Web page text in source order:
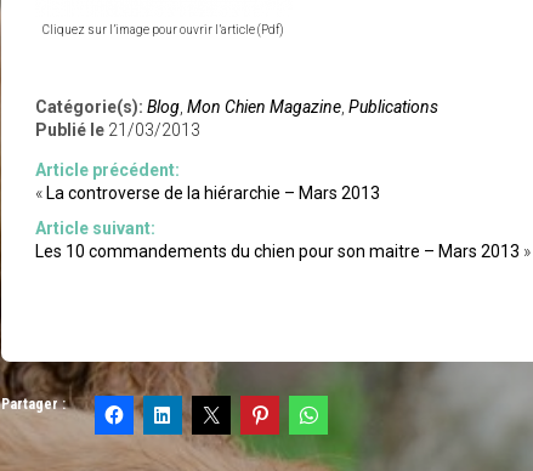
Cliquez sur l’image pour ouvrir l’article (Pdf)
Catégorie(s): Blog Mon Chien Magazine Publications
Publié le 21/03/2013
Article précédent:
«La controverse de la hiérarchie – Mars 2013
Article suivant:
Les 10 commandements du chien pour son maitre – Mars 2013 »
Partager :